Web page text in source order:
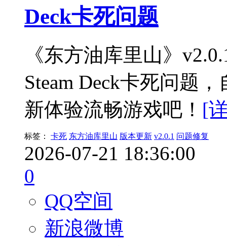
Deck卡死问题
《东方油库里山》
Steam Deck卡死问题
新体验流畅游戏吧！ [
标签： 卡死 东方油库里山 版本更新 v2.0.1 问题修复
2026-07-21 18:36:00
0
QQ空间
新浪微博